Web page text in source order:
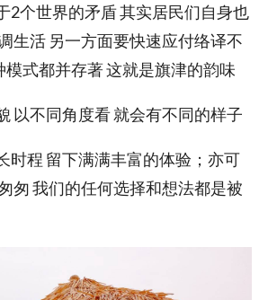
2个世界的矛盾 其实居民们自身也
生活 另一方面要快速应付络译不
模式都并存著 这就是旗津的韵味
以不同角度看 就会有不同的样子
时程 留下满满丰富的体验；亦可
匆 我们的任何选择和想法都是被